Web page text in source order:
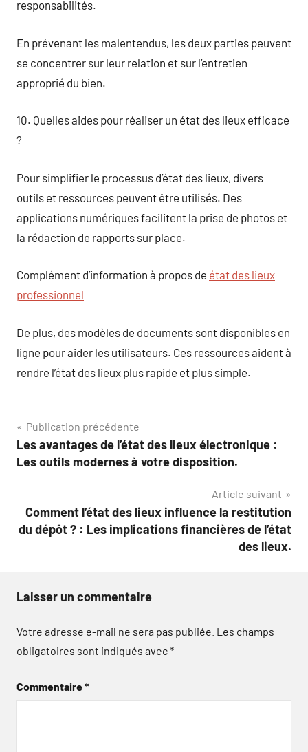
responsabilités.
En prévenant les malentendus, les deux parties peuvent
se concentrer sur leur relation et sur l’entretien
approprié du bien.
10. Quelles aides pour réaliser un état des lieux efficace
?
Pour simplifier le processus d’état des lieux, divers
outils et ressources peuvent être utilisés. Des
applications numériques facilitent la prise de photos et
la rédaction de rapports sur place.
Complément d’information à propos de état des lieux
professionnel
De plus, des modèles de documents sont disponibles en
ligne pour aider les utilisateurs. Ces ressources aident à
rendre l’état des lieux plus rapide et plus simple.
Navigation
de
Publication précédente
Les avantages de l’état des lieux électronique :
Les outils modernes à votre disposition.
Article suivant
Comment l’état des lieux influence la restitution
du dépôt ? : Les implications financières de l’état
des lieux.
Laisser un commentaire
Votre adresse e-mail ne sera pas publiée. Les champs
obligatoires sont indiqués avec*
Commentaire*